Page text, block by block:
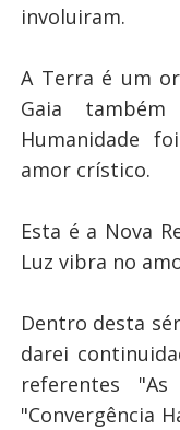
involuiram.
A Terra é um
Gaia
Humanidade
amor crístico.
Esta é a Nova
Luz vibra no
Dentro desta
darei
referentes
"Convergência